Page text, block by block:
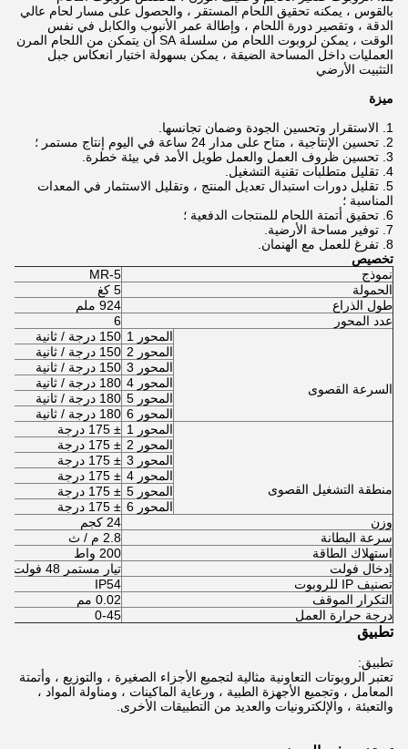
بالقوس ، يمكنه تحقيق اللحام المستقر ، والحصول على مسار لحام عالي
الدقة ، وتقصير دورة اللحام ، وإطالة عمر الأنبوب والكابل في نفس
الوقت ، يمكن لروبوت اللحام من سلسلة SA أن يتمكن من اللحام المرن
العمليات داخل المساحة الضيقة ، يمكن بسهولة اختيار انعكاس جبل
التثبيت الأرضي
ميزة
1. الاستقرار وتحسين الجودة وضمان تجانسها.
2. تحسين الإنتاجية ، متاح على مدار 24 ساعة في اليوم إنتاج مستمر ؛
3. تحسين ظروف العمل والعمل طويل الأمد في بيئة خطرة.
4. تقليل متطلبات تقنية التشغيل.
5. تقليل دورات استبدال تعديل المنتج ، وتقليل الاستثمار في المعدات
المناسبة ؛
6. تحقيق أتمتة اللحام للمنتجات الدفعية ؛
7. توفير مساحة الأرضية.
8. تفرغ للعمل مع الهنمان.
تخصيص
نموذج
MR-5
الحمولة
5 كغ
طول الذراع
924 ملم
عدد المحور
6
السرعة القصوى
المحور 1
150 درجة / ثانية
المحور 2
150 درجة / ثانية
المحور 3
150 درجة / ثانية
المحور 4
180 درجة / ثانية
المحور 5
180 درجة / ثانية
المحور 6
180 درجة / ثانية
منطقة التشغيل القصوى
المحور 1
± 175 درجة
المحور 2
± 175 درجة
المحور 3
± 175 درجة
المحور 4
± 175 درجة
المحور 5
± 175 درجة
المحور 6
± 175 درجة
وزن
24 كجم
سرعة البطانة
2.8 م / ث
استهلاك الطاقة
200 واط
إدخال فولت
تيار مستمر 48 فولت
تصنيف IP للروبوت
IP54
التكرار الموقف
0.02 مم
درجة حرارة العمل
0-45
تطبيق
تطبيق:
تعتبر الروبوتات التعاونية مثالية لتجميع الأجزاء الصغيرة ، والتوزيع ، وأتمتة
المعامل ، وتجميع الأجهزة الطبية ، ورعاية الماكينات ، ومناولة المواد ،
والتعبئة ، والإلكترونيات والعديد من التطبيقات الأخرى.